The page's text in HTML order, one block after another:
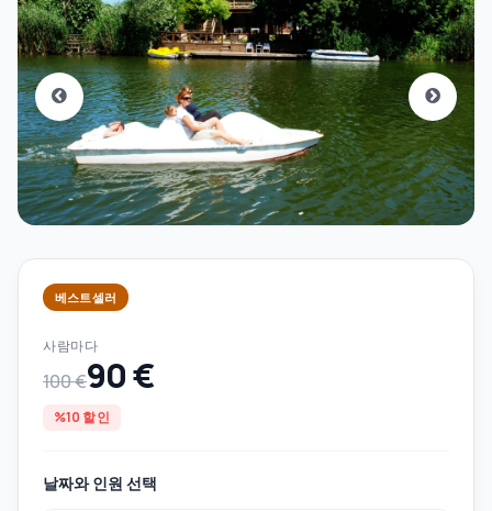
베스트셀러
사람마다
100 €90 €
%10 할인
날짜와 인원 선택